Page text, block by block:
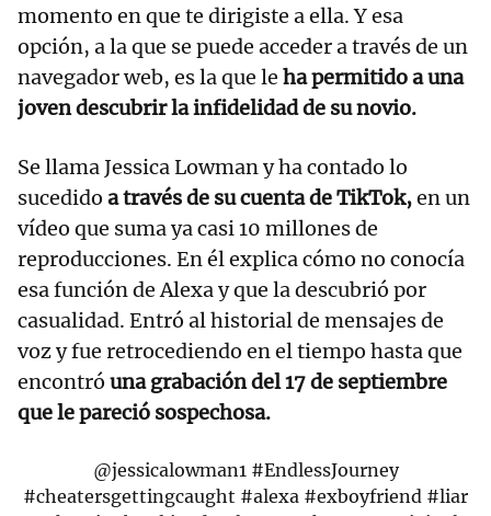
momento en que te dirigiste a ella. Y esa
opción, a la que se puede acceder a través de un
navegador web, es la que le ha permitido a una
joven descubrir la infidelidad de su novio.
Se llama Jessica Lowman y ha contado lo
sucedido a través de su cuenta de TikTok,en un
vídeo que suma ya casi 10 millones de
reproducciones. En él explica cómo no conocía
esa función de Alexa y que la descubrió por
casualidad. Entró al historial de mensajes de
voz y fue retrocediendo en el tiempo hasta que
encontró una grabación del 17 de septiembre
que le pareció sospechosa.
@jessicalowman1 #EndlessJourney
#cheatersgettingcaught #alexa #exboyfriend #liar